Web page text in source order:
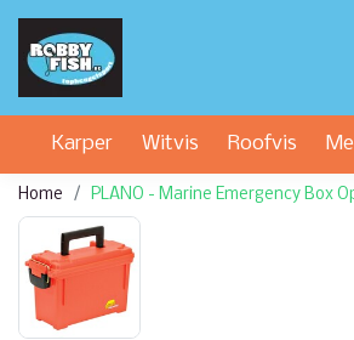
Karper Witvis Roofvis
Home PLANO - Marine Emergency Box